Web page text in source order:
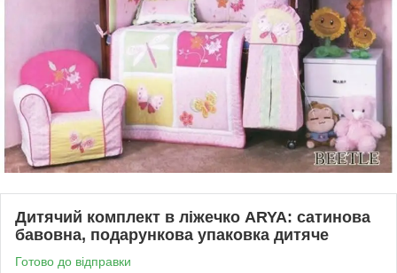
Дитячий комплект в ліжечко ARYA: сатинова
бавовна, подарункова упаковка дитяче
Готово до відправки